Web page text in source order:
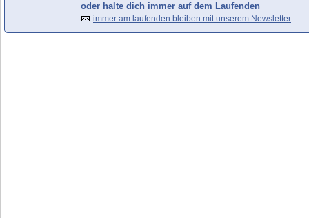
oder halte dich immer auf dem Laufenden
immer am laufenden bleiben mit unserem Newsletter